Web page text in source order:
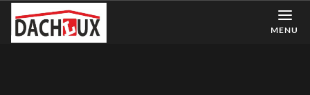
MENU